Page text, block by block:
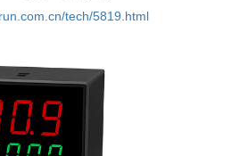
tech/5819.html